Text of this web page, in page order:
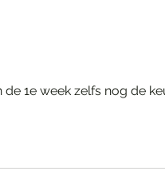
1e week zelfs nog de